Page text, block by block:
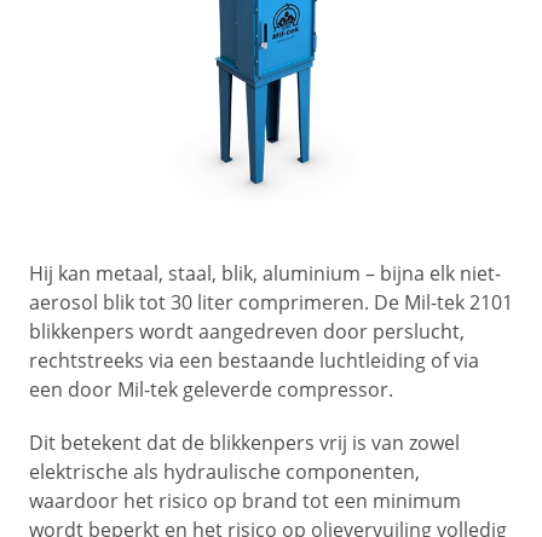
Hij kan metaal, staal, blik, aluminium – bijna elk niet-
aerosol blik tot 30 liter comprimeren. De Mil-tek 2101
blikkenpers wordt aangedreven door perslucht,
rechtstreeks via een bestaande luchtleiding of via
een door Mil-tek geleverde compressor.
Dit betekent dat de blikkenpers vrij is van zowel
elektrische als hydraulische componenten,
waardoor het risico op brand tot een minimum
wordt beperkt en het risico op olievervuiling volledig